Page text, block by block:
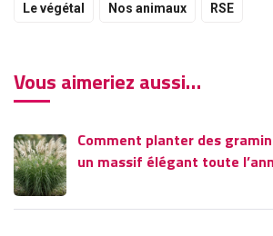
Le végétal Nos animaux RSE
Vous aimeriez aussi…
Comment planter des
un massif élégant toute